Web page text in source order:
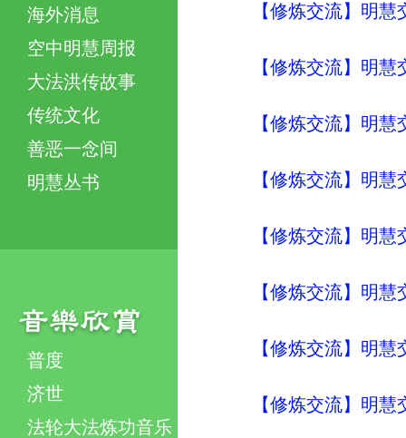
海外消息
空中明慧周报
大法洪传故事
传统文化
善恶一念间
明慧丛书
普度
济世
法轮大法炼功音乐
【修炼交流】明
【修炼交流】明
【修炼交流】明
【修炼交流】明
【修炼交流】明
【修炼交流】明
【修炼交流】明
【修炼交流】明